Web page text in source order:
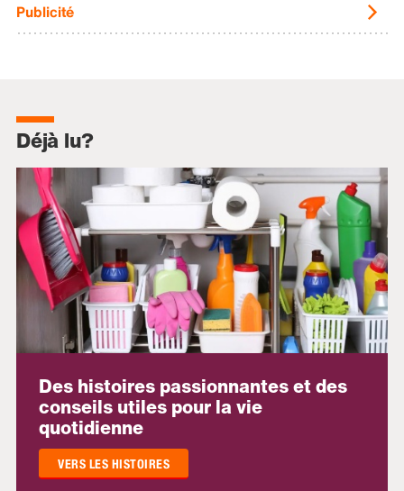
Publicité
Déjà lu?
Des histoires passionnantes et des
conseils utiles pour la vie
quotidienne
VERS LES HISTOIRES